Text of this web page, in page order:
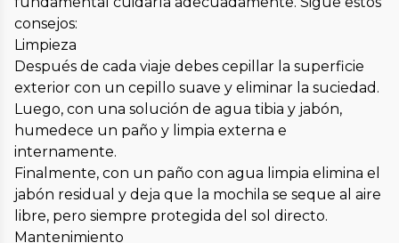
consejos:
Limpieza
Después de cada viaje debes cepillar la superficie
exterior con un cepillo suave y eliminar la suciedad.
Luego, con una solución de agua tibia y jabón,
humedece un paño y limpia externa e
internamente.
Finalmente, con un paño con agua limpia elimina el
jabón residual y deja que la mochila se seque al aire
libre, pero siempre protegida del sol directo.
Mantenimiento